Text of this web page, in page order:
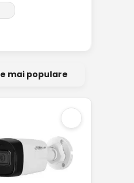
mai populare